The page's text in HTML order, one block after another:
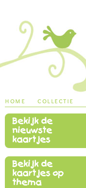
main menu
home collectie
Bekijk de
nieuwste
kaartjes
Bekijk de
kaartjes op
thema